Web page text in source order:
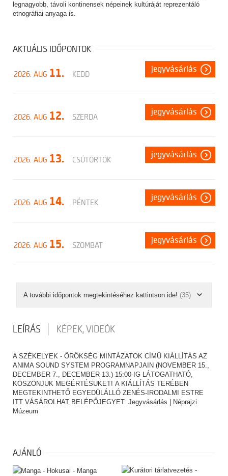
legnagyobb, távoli kontinensek népeinek kultúráját reprezentáló
etnográfiai anyaga is.
AKTUÁLIS IDŐPONTOK
2026. AUG 11. KEDD
jegyvásárlás
2026. AUG 12. SZERDA
jegyvásárlás
2026. AUG 13. CSÜTÖRTÖK
jegyvásárlás
2026. AUG 14. PÉNTEK
jegyvásárlás
2026. AUG 15. SZOMBAT
jegyvásárlás
A további időpontok megtekintéséhez kattintson ide! (35)
LEÍRÁS KÉPEK, VIDEÓK
A SZÉKELYEK - ÖRÖKSÉG MINTÁZATOK CÍMŰ KIÁLLÍTÁS AZ
ANIMA SOUND SYSTEM PROGRAMNAPJAIN (NOVEMBER 15.,
DECEMBER 7., DECEMBER 13.) 15:00-IG LÁTOGATHATÓ,
KÖSZÖNJÜK MEGÉRTÉSÜKET! A KIÁLLÍTÁS TERÉBEN
MEGTEKINTHETŐ EGYEDÜLÁLLÓ ZENÉS-IRODALMI ESTRE
ITT VÁSÁROLHAT BELÉPŐJEGYET: Jegyvásárlás | Néprajzi
Múzeum
AJÁNLÓ